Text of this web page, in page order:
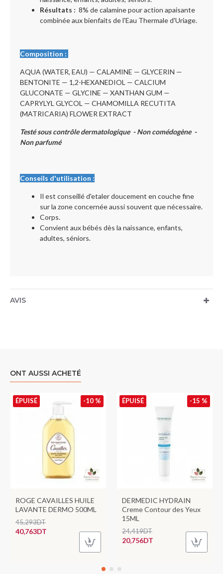
Résultats : 8% de calamine pour action apaisante
combinée aux bienfaits de l'Eau Thermale d'Uriage.
Composition :
AQUA (WATER, EAU) — CALAMINE — GLYCERIN —
BENTONITE — 1,2-HEXANEDIOL — CALCIUM
GLUCONATE — GLYCINE — XANTHAN GUM —
CAPRYLYL GLYCOL — CHAMOMILLA RECUTITA
(MATRICARIA) FLOWER EXTRACT
Testé sous contrôle dermatologique - Non comédogène -
Non parfumé
Conseils d'utilisation :
Il est conseillé d'etaler doucement en couche fine
sur la zone concernée aussi souvent que nécessaire.
Corps.
Convient aux bébés dès la naissance, enfants,
adultes, séniors.
AVIS
ONT AUSSI ACHETÉ
-10 %
ÉPUISÉ
ROGE CAVAILLES HUILE
LAVANTE DERMO 500ML
40,763DT
45,293DT
-15 %
ÉPUISÉ
DERMEDIC HYDRAIN
Creme Contour des Yeux
15ML
20,756DT
24,419DT